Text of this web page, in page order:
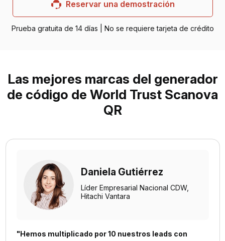
Reservar una demostración
Prueba gratuita de 14 días | No se requiere tarjeta de crédito
Las mejores marcas del generador
de código de World Trust Scanova
QR
Daniela Gutiérrez
Líder Empresarial Nacional CDW,
Hitachi Vantara
"Hemos multiplicado por 10 nuestros leads con